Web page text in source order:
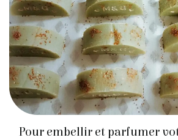
Pour embellir et parfumer